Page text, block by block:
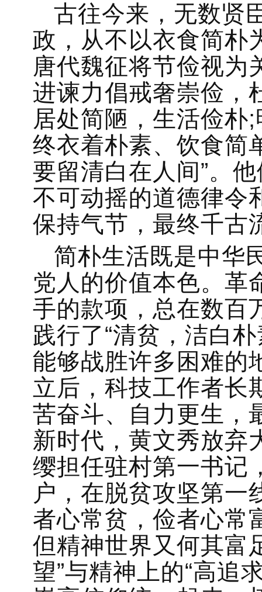
古往今来，无数贤
政，从不以衣食简朴
唐代魏征将节俭视为
进谏力倡戒奢崇俭，
居处简陋，生活俭朴
终衣着朴素、饮食简
要留清白在人间”。
不可动摇的道德律令
保持气节，最终千古
简朴生活既是中华
党人的价值本色。革
手的款项，总在数百
践行了“清贫，洁白
能够战胜许多困难的
立后，科技工作者长
苦奋斗、自力更生，
新时代，黄文秀放弃
缨担任驻村第一书记
户，在脱贫攻坚第一
者心常贫，俭者心常
但精神世界又何其富
望”与精神上的“高追